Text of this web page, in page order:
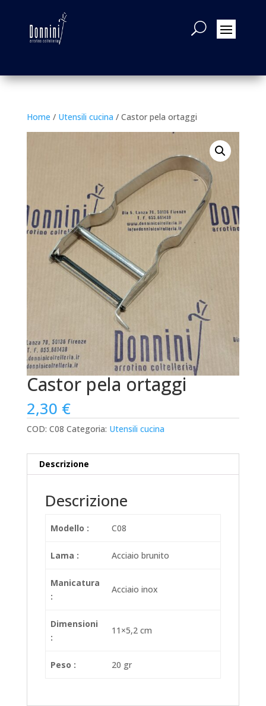
Home / Utensili cucina / Castor pela ortaggi
Castor pela ortaggi
2,30 €
COD: C08 Categoria: Utensili cucina
Descrizione
Descrizione
Modello : C08
Lama : Acciaio brunito
Manicatura
:
Acciaio inox
Dimensioni
:
11×5,2 cm
Peso : 20 gr